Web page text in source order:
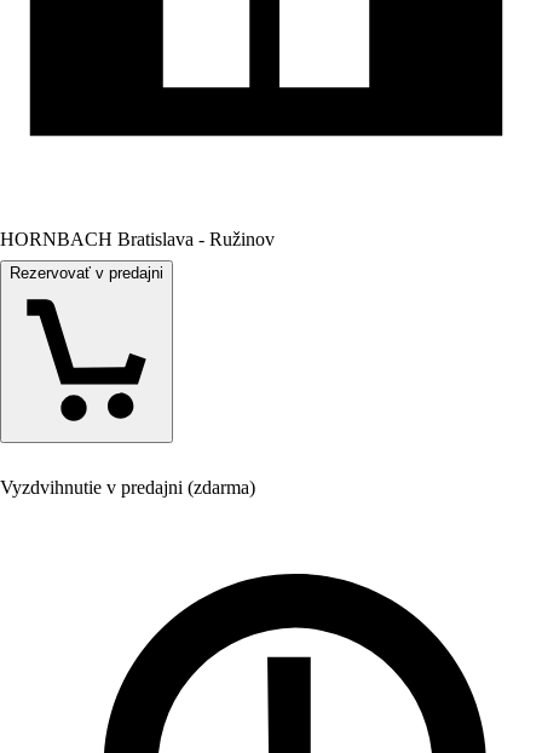
HORNBACH Bratislava - Ružinov
Rezervovať v predajni
Vyzdvihnutie v predajni (zdarma)